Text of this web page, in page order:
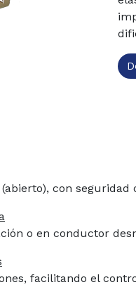
con seguridad
o en conductor
facilitando el